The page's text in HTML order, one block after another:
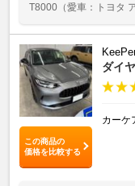
T8000 （愛車：トヨタ
この商品の
価格を比較する
ダイ
カーケ